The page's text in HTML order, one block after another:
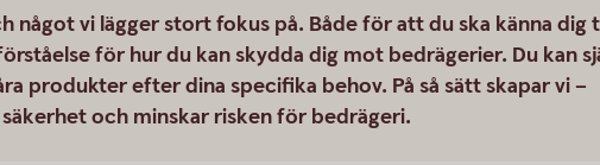
något vi lägger stort fokus på. Både för att du ska känna dig
för hur du kan skydda dig mot bedrägerier. Du kan
produkter efter dina specifika behov. På så sätt skapar vi –
och minskar risken för bedrägeri.